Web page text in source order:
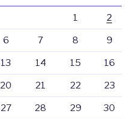
1 2
6 7 8 9
13 14 15 16
20 21 22 23
27 28 29 30